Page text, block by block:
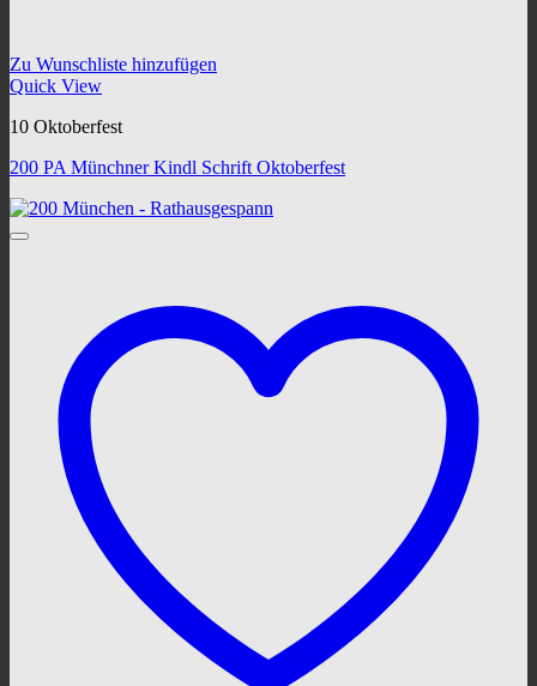
Zu Wunschliste hinzufügen
Quick View
10 Oktoberfest
200 PA Münchner Kindl Schrift Oktoberfest